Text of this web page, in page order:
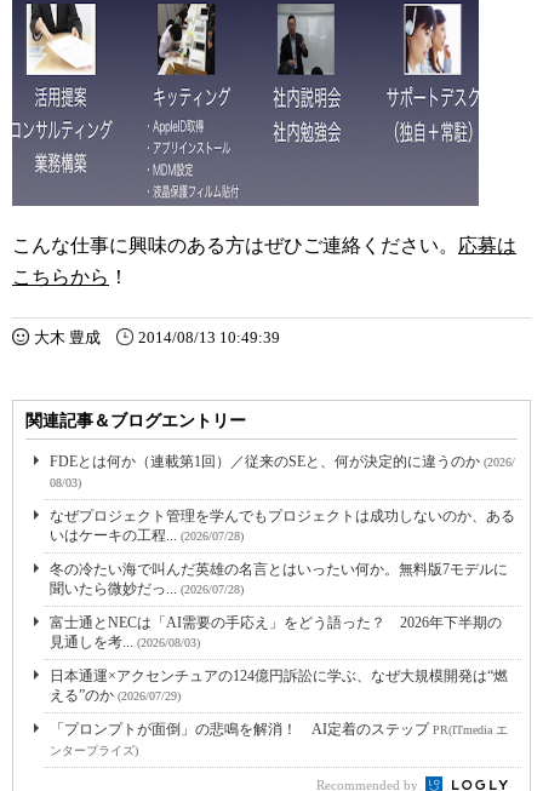
こんな仕事に興味のある方はぜひご連絡ください。 応募は
こちらから ！
大木 豊成 2014/08/13 10:49:39
関連記事＆ブログエントリー
FDEとは何か（連載第1回）／従来のSEと、何が決定的に違うのか (2026/
08/03)
なぜプロジェクト管理を学んでもプロジェクトは成功しないのか、ある
いはケーキの工程... (2026/07/28)
冬の冷たい海で叫んだ英雄の名言とはいったい何か。無料版7モデルに
聞いたら微妙だっ... (2026/07/28)
富士通とNECは「AI需要の手応え」をどう語った？ 2026年下半期の
見通しを考... (2026/08/03)
日本通運×アクセンチュアの124億円訴訟に学ぶ、なぜ大規模開発は“燃
える”のか (2026/07/29)
「プロンプトが面倒」の悲鳴を解消！ AI定着のステップPR(ITmedia エ
ンタープライズ)
Recommended by